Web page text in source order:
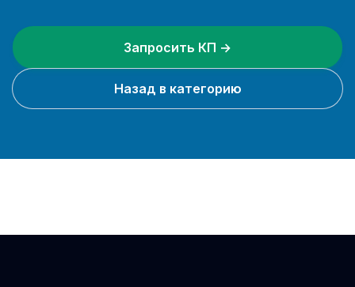
Запросить КП →
Назад в категорию